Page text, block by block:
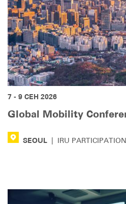
7 - 9 СЕН 2026
Global Mobility
SEOUL IRU PARTICIPATION